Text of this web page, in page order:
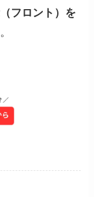
フロント）を